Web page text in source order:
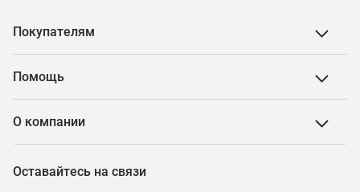
Покупателям
Помощь
О компании
Оставайтесь на связи